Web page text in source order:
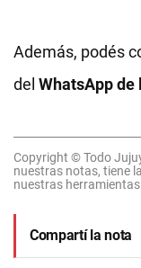
Además, podés
del WhatsApp de
Copyright © Todo
nuestras notas, tiene
nuestras
Compartí la nota